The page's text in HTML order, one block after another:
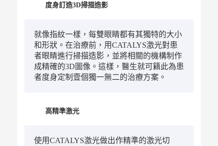
度身訂造3D掃描造影
就像指紋一樣，每雙眼睛都有其獨特的大小
和形狀。在治療前，用CATALYS激光對患
者眼睛進行掃描造影，並將相關的機構制作
成精確的3D圖像。這樣，醫生就可籍此為患
者度身定制壹個獨一無二的治療方案。
高精準激光
使用CATALYS激光做出作精準的激光切